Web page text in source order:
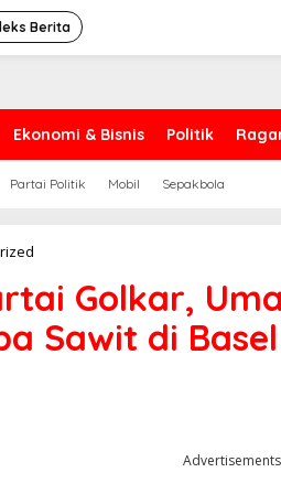
Berita
Ekonomi & Bisnis Politik
Partai Politik Mobil Sepakbola
l
i
Golkar,
Sawit di Basel
Advertisements